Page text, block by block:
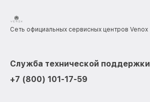
Сеть официальных сервисных центров Venox
Служба технической поддержки
+7 (800) 101-17-59